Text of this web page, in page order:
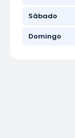
Sábado
Domingo